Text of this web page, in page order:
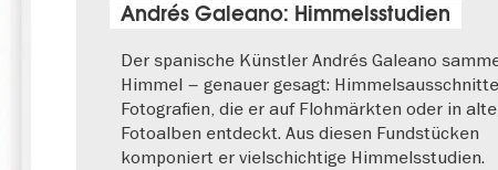
Andrés Galeano: Himmelsstudien
Der spanische Künstler Andrés Galeano
Himmel – genauer gesagt:
Fotografien, die er auf Flohmärkten oder in
Fotoalben entdeckt. Aus diesen Fundstücken
komponiert er vielschichtige Himmelsstudien.